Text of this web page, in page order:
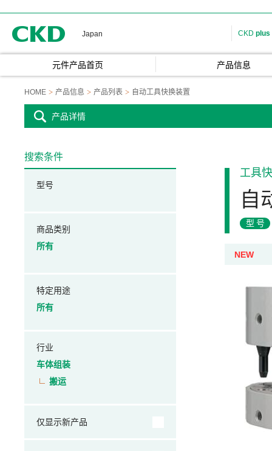
Japan CKD plus
元件产品首页 产品信息
HOME 产品信息 产品列表 自动工具快换装置
产品详情
工具
自
型号
NEW
搜索条件
型号
商品类别
所有
特定用途
所有
行业
车体组装
搬运
仅显示新产品